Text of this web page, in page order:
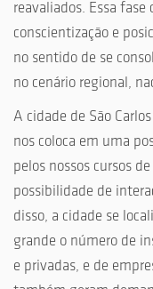
reavaliados. Essa
conscientização e
no sentido de se
no cenário regional,
A cidade de São
nos coloca em uma
pelos nossos cursos
possibilidade de
disso, a cidade se
grande o número de
e privadas, e de